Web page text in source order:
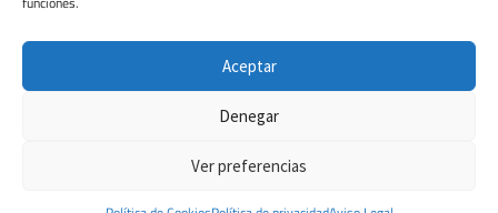
Aceptar
Denegar
Ver preferencias
Copyright 2026 | Diseñado y Desarrollaado
por TIC TAC COMUNICACIÓN